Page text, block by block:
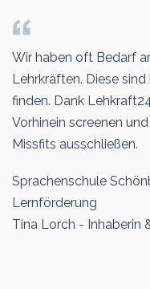
Wir haben oft Bedarf
Lehrkräften. Diese
finden. Dank
Vorhinein screenen
Missfits ausschließen.
Sprachenschule
Lernförderung
Tina Lorch - Inhaberin